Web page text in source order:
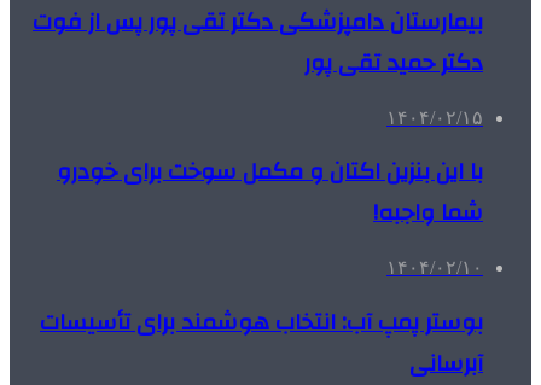
بیمارستان دامپزشکی دکتر تقی پور پس از فوت
دکتر حمید تقی پور
۱۴۰۴/۰۲/۱۵
با این بنزین اکتان و مکمل سوخت برای خودرو
شما واجبه!
۱۴۰۴/۰۲/۱۰
بوستر پمپ آب: انتخاب هوشمند برای تأسیسات
آبرسانی